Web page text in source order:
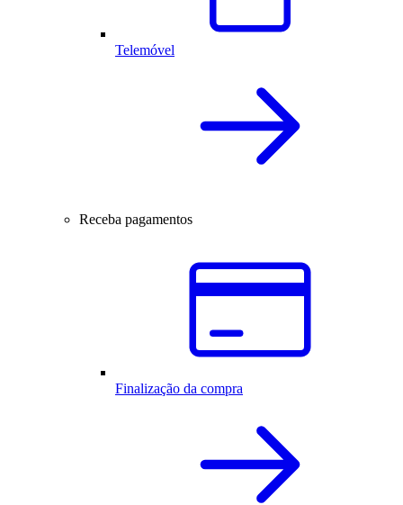
Telemóvel
Receba pagamentos
Finalização da compra